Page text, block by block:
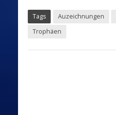
Tags Auzeichnungen
Trophäen